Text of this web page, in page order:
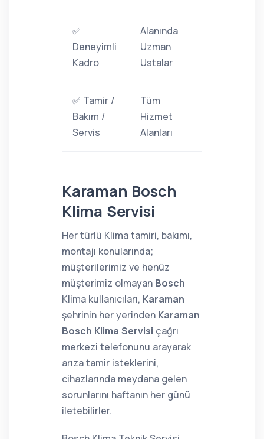
✅
Deneyimli
Kadro
Alanında
Uzman
Ustalar
✅ Tamir /
Bakım /
Servis
Tüm
Hizmet
Alanları
Karaman Bosch
Klima Servisi
Her türlü Klima tamiri, bakımı,
montajı konularında;
müşterilerimiz ve henüz
müşterimiz olmayan Bosch
Klima kullanıcıları, Karaman
şehrinin her yerinden Karaman
Bosch Klima Servisi çağrı
merkezi telefonunu arayarak
arıza tamir isteklerini,
cihazlarında meydana gelen
sorunlarını haftanın her günü
iletebilirler.